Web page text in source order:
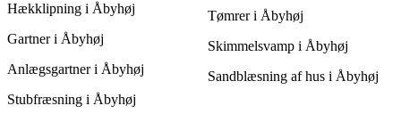
Hækklipning i Åbyhøj
Gartner i Åbyhøj
Anlægsgartner i Åbyhøj
Stubfræsning i Åbyhøj
Tømrer i Åbyhøj
Skimmelsvamp i Åbyhøj
Sandblæsning af hus i Åbyhøj